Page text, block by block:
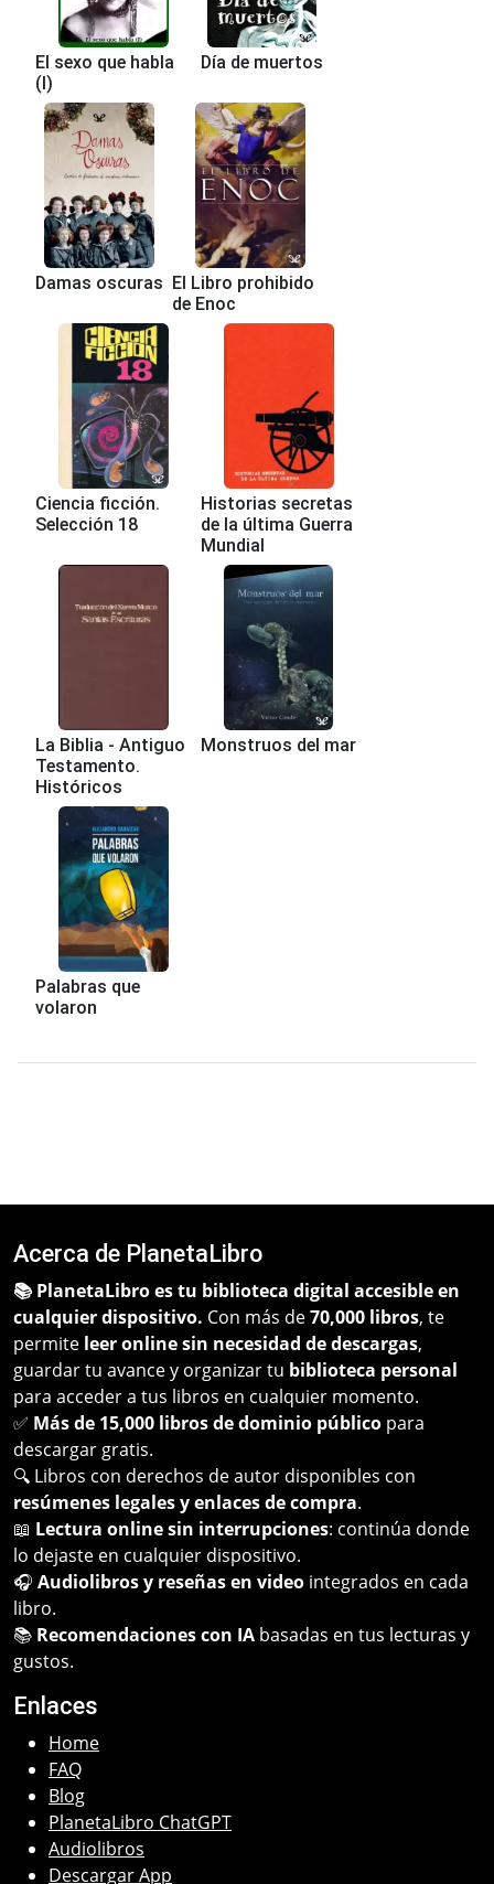
El sexo que habla
(I)
Día de muertos
Damas oscuras El Libro prohibido
de Enoc
Ciencia ficción.
Selección 18
Historias secretas
de la última Guerra
Mundial
La Biblia - Antiguo
Testamento.
Históricos
Monstruos del mar
Palabras que
volaron
Acerca de PlanetaLibro
📚 PlanetaLibro es tu biblioteca digital accesible en
cualquier dispositivo. Con más de70,000 libros, te
permite leer online sin necesidad de descargas,
guardar tu avance y organizar tu biblioteca personal
para acceder a tus libros en cualquier momento.
✅ Más de 15,000 libros de dominio público para
descargar gratis.
🔍 Libros con derechos de autor disponibles con
resúmenes legales y enlaces de compra.
📖 Lectura online sin interrupciones: continúa donde
lo dejaste en cualquier dispositivo.
🎧 Audiolibros y reseñas en video integrados en cada
libro.
📚 Recomendaciones con IA basadas en tus lecturas y
gustos.
Enlaces
Home
FAQ
Blog
PlanetaLibro ChatGPT
Audiolibros
Descargar App